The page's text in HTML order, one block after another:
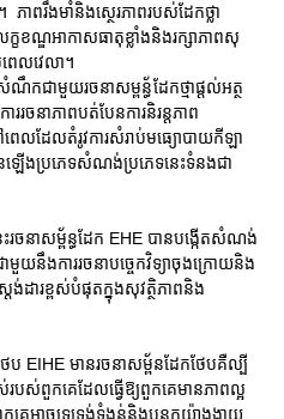
ាពរឹងមាំនិងស្ថេរភាពរបស់ដែកថ្លា
ខណ្ឌអាកាសធាតុខ្លាំងនិងរក្សាភាពសុ
េលវេលា។
មួយរចនាសម្ពន្ធ័ដែកថ្មាផ្តល់អត្ថ
រចនាភាពបត់បែនការនិរន្តភាព
លដែលតំរូវការសំរាប់មធ្យោបាយកីឡា
នឡើងប្រភេទសំណង់ប្រភេទនេះទំនងជា
ះរចនាសម្ព័ន្ធដែក EHE បានបង្កើតសំណង់
យនឹងការរចនាបច្ចេកវិទ្យាចុងក្រោយនិង
ស្តង់ដារខ្ពស់បំផុតក្នុងសុវត្ថិភាពនិង
មានរចនាសម្ព័នដែកថែបគឺល្បី
បស់ពួកគេដែលធ្វើឱ្យពួកគេមានភាពល្អ
គេអាចទ្រទ្រង់ទំងន់និងបន្ទុកយ៉ាងងាយ